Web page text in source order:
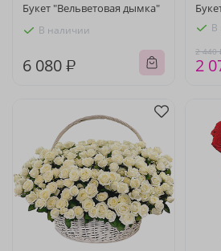
Букет "Вельветовая дымка"
В наличии
6 080 ₽
В
2 440
2